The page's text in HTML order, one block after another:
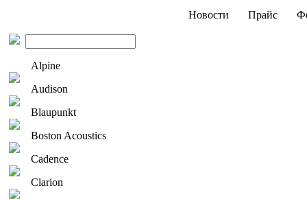
Новости Прайс
Alpine
Audison
Blaupunkt
Boston Acoustics
Cadence
Clarion